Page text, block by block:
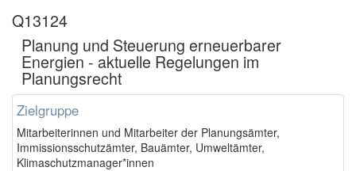
Q13124
Planung und Steuerung erneuerbarer
Energien - aktuelle Regelungen im
Planungsrecht
Zielgruppe
Mitarbeiterinnen und Mitarbeiter der Planungsämter,
Immissionsschutzämter, Bauämter, Umweltämter,
Klimaschutzmanager*innen